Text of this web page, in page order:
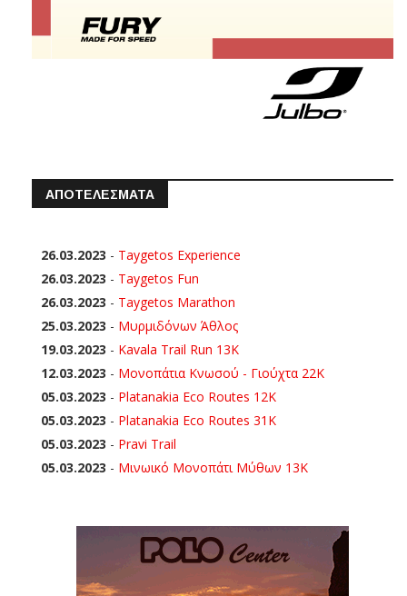
ΑΠΟΤΕΛΕΣΜΑΤΑ
26.03.2023 - Taygetos Experience
26.03.2023 - Taygetos Fun
26.03.2023 - Taygetos Marathon
25.03.2023 - Μυρμιδόνων Άθλος
19.03.2023 - Kavala Trail Run 13K
12.03.2023 - Μονοπάτια Κνωσού - Γιούχτα 22Κ
05.03.2023 - Platanakia Eco Routes 12K
05.03.2023 - Platanakia Eco Routes 31K
05.03.2023 - Pravi Trail
05.03.2023 - Μινωικό Μονοπάτι Μύθων 13Κ